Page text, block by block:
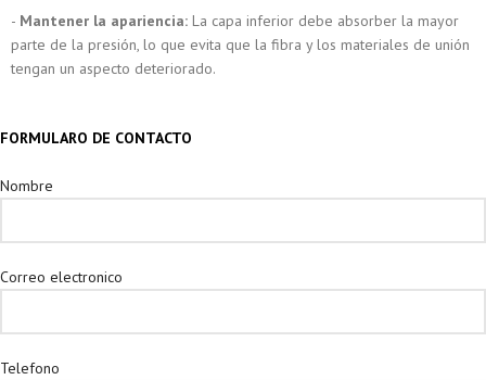
- Mantener la apariencia: La capa inferior debe absorber la mayor
parte de la presión, lo que evita que la fibra y los materiales de unión
tengan un aspecto deteriorado.
FORMULARO DE CONTACTO
Nombre
Correo electronico
Telefono